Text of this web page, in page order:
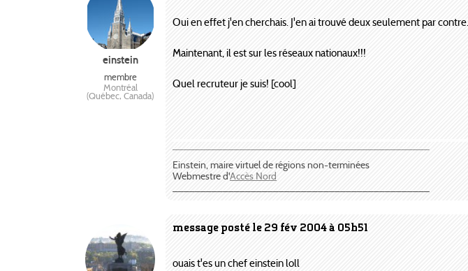
einstein
membre
Montréal
(Québec, Canada)
Oui en effet j'en cherchais. J'en ai trouvé deux seulement par
Maintenant, il est sur les réseaux nationaux!!!
Quel recruteur je suis! [cool]
¯¯¯¯¯¯¯¯¯¯¯¯¯¯¯¯¯¯¯¯¯¯¯¯¯¯¯¯¯¯¯¯¯¯¯¯¯¯¯¯¯¯¯¯¯¯
Einstein, maire virtuel de régions non-terminées
Webmestre d'Accès Nord
message posté le 29 fév 2004 à 05h51
ouais t'es un chef einstein loll